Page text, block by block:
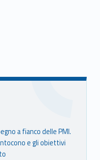
a fianco delle PMI.
e gli obiettivi